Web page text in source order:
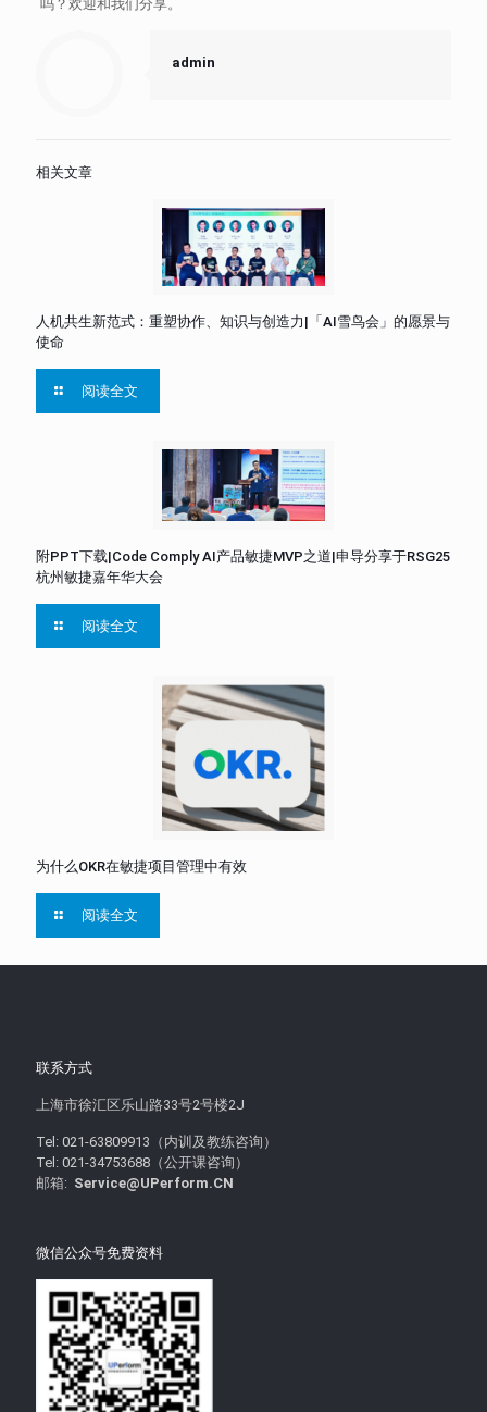
吗？欢迎和我们分享。
admin
相关文章
人机共生新范式：重塑协作、知识与创造力|「AI雪鸟会」的愿景与
使命
阅读全文
附PPT下载|Code Comply AI产品敏捷MVP之道|申导分享于RSG25
杭州敏捷嘉年华大会
阅读全文
为什么OKR在敏捷项目管理中有效
阅读全文
联系方式
上海市徐汇区乐山路33号2号楼2J
Tel: 021-63809913（内训及教练咨询）
Tel: 021-34753688（公开课咨询）
邮箱: Service@UPerform.CN
微信公众号免费资料